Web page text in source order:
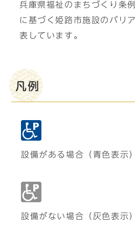
兵庫県福祉のまちづくり条
に基づく姫路市施設のバリ
表しています。
凡例
設備がある場合（青色表示）
設備がない場合（灰色表示）